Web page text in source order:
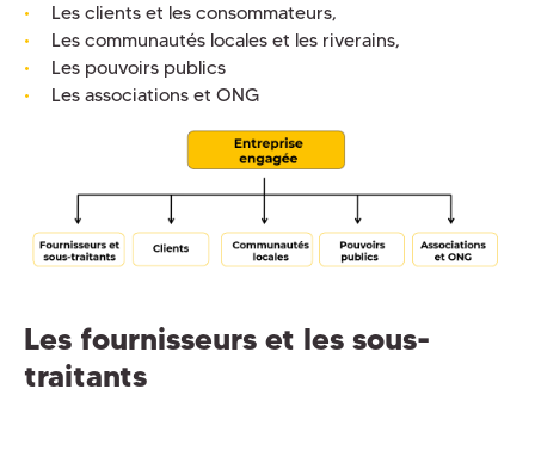
Les clients et les consommateurs,
Les communautés locales et les riverains,
Les pouvoirs publics
Les associations et ONG
Les fournisseurs et les sous-
traitants